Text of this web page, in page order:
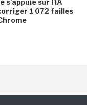
s'appuie sur l'IA
1 072 failles